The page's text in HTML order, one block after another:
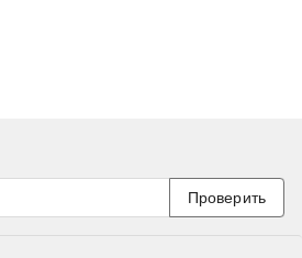
Проверить